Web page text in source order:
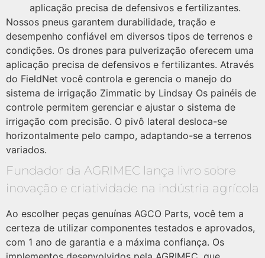
aplicação precisa de defensivos e fertilizantes.
Nossos pneus garantem durabilidade, tração e
desempenho confiável em diversos tipos de terrenos e
condições. Os drones para pulverização oferecem uma
aplicação precisa de defensivos e fertilizantes. Através
do FieldNet você controla e gerencia o manejo do
sistema de irrigação Zimmatic by Lindsay Os painéis de
controle permitem gerenciar e ajustar o sistema de
irrigação com precisão. O pivô lateral desloca-se
horizontalmente pelo campo, adaptando-se a terrenos
variados.
Fundador da AGRIMEC lança livro sobre
inovação e criatividade na indústria agrícola
Ao escolher peças genuínas AGCO Parts, você tem a
certeza de utilizar componentes testados e aprovados,
com 1 ano de garantia e a máxima confiança. Os